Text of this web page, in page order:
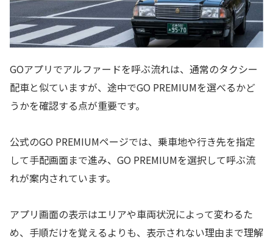
GOアプリでアルファードを呼ぶ流れは、通常のタクシー
配車と似ていますが、途中でGO PREMIUMを選べるかど
うかを確認する点が重要です。
公式のGO PREMIUMページでは、乗車地や行き先を指定
して手配画面まで進み、GO PREMIUMを選択して呼ぶ流
れが案内されています。
アプリ画面の表示はエリアや車両状況によって変わるた
め、手順だけを覚えるよりも、表示されない理由まで理解